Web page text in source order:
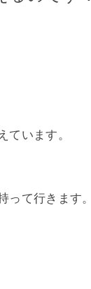
ています。
て行きます。